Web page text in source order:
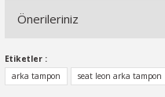
Önerileriniz
Bu ürünün fiyat bilgisi, resim,
konularda yetersiz
kullanarak tarafımıza
Etiketler :
arka tampon
seat leon arka tampon